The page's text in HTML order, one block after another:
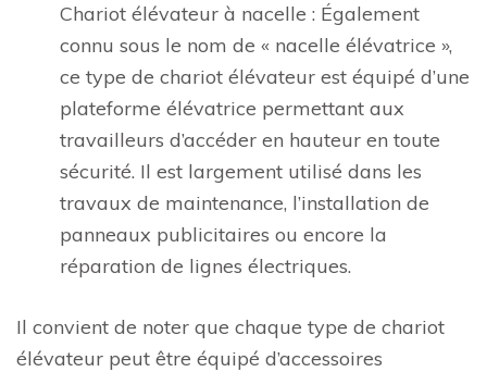
Chariot élévateur à nacelle : Également
connu sous le nom de « nacelle élévatrice »,
ce type de chariot élévateur est équipé d’une
plateforme élévatrice permettant aux
travailleurs d’accéder en hauteur en toute
sécurité. Il est largement utilisé dans les
travaux de maintenance, l’installation de
panneaux publicitaires ou encore la
réparation de lignes électriques.
Il convient de noter que chaque type de chariot
élévateur peut être équipé d’accessoires